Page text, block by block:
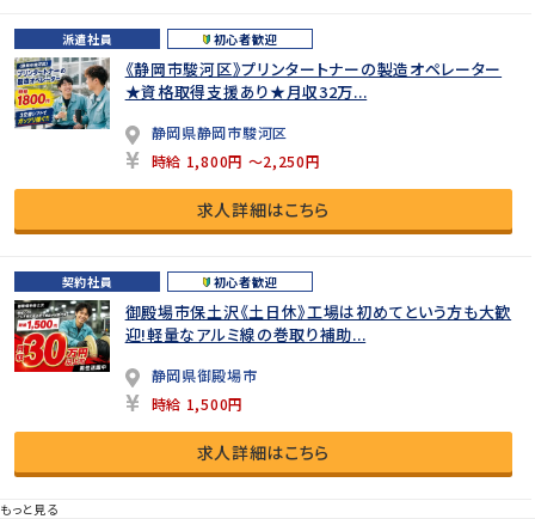
派遣社員 初心者歓迎
《静岡市駿河区》プリンタートナーの製造オペレーター
★資格取得支援あり★月収32万...
静岡県静岡市駿河区
時給 1,800円 ～2,250円
求人詳細はこちら
契約社員 初心者歓迎
御殿場市保土沢《土日休》工場は初めてという方も大歓
迎!軽量なアルミ線の巻取り補助...
静岡県御殿場市
時給 1,500円
求人詳細はこちら
もっと見る